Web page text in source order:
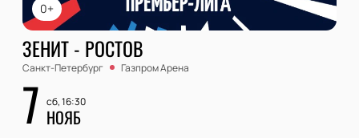
0+
ЗЕНИТ - РОСТОВ
Санкт-Петербург Газпром Арена
7 сб, 16:30
НОЯБ